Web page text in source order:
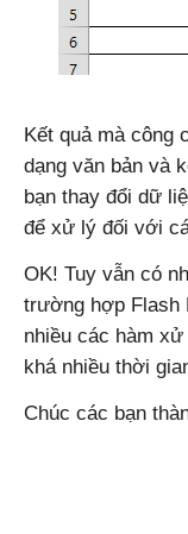
Kết quả mà công
dạng văn bản và
bạn thay đổi dữ
để xử lý đối với
OK! Tuy vẫn có
trường hợp Flash
nhiều các hàm
khá nhiều thời
Chúc các bạn